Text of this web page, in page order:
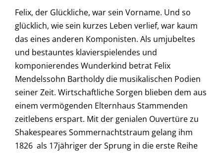
Felix, der Glückliche, war sein Vorname. Und so
glücklich, wie sein kurzes Leben verlief, war kaum
das eines anderen Komponisten. Als umjubeltes
und bestauntes klavierspielendes und
komponierendes Wunderkind betrat Felix
Mendelssohn Bartholdy die musikalischen Podien
seiner Zeit. Wirtschaftliche Sorgen blieben dem aus
einem vermögenden Elternhaus Stammenden
zeitlebens erspart. Mit der genialen Ouvertüre zu
Shakespeares Sommernachtstraum gelang ihm
1826 als 17jähriger der Sprung in die erste Reihe